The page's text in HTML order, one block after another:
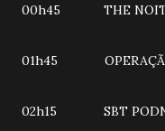
00h45 THE
01h45
02h15